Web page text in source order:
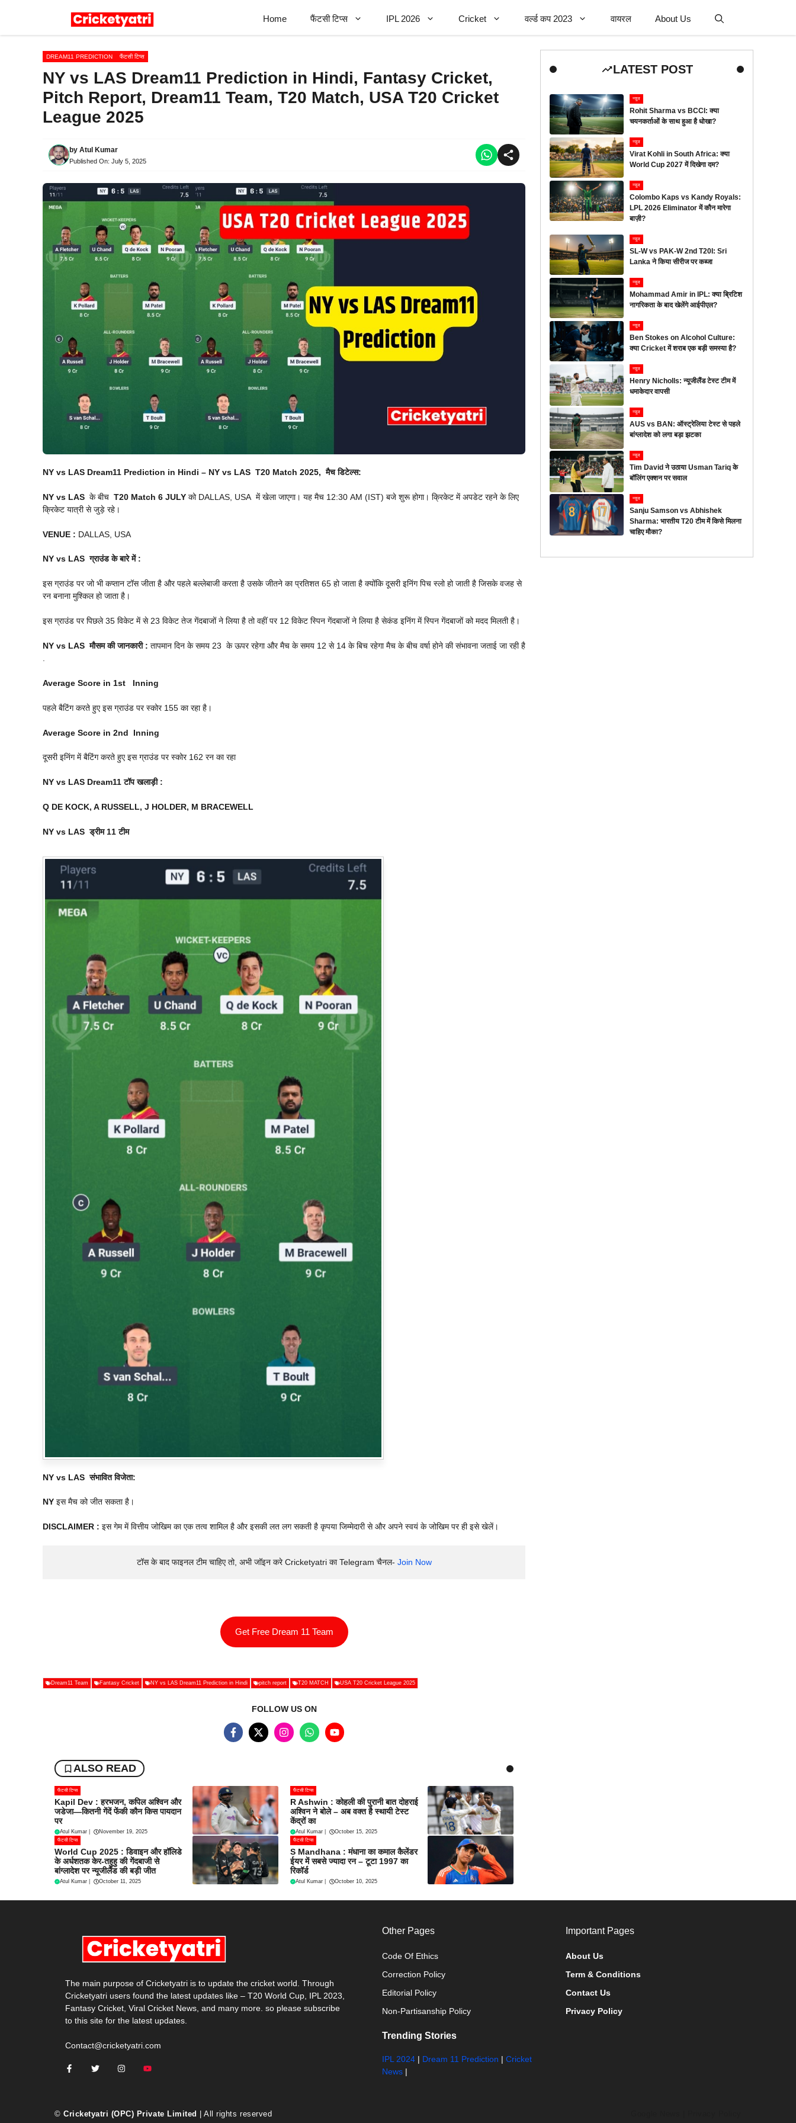
Home फैंटसी टिप्स IPL 2026 Cricket वर्ल्ड कप 2023 वायरल About Us
DREAM11 PREDICTION फैंटसी टिप्स
NY vs LAS Dream11 Prediction in Hindi, Fantasy Cricket,
Pitch Report, Dream11 Team, T20 Match, USA T20 Cricket
League 2025
by Atul Kumar
Published On: July 5, 2025
NY vs LAS Dream11 Prediction in Hindi – NY vs LAS T20 Match 2025, मैच डिटेल्स:
NY vs LAS के बीच T20 Match 6 JULY को DALLAS, USA में खेला जाएगा। यह मैच 12:30 AM (IST) बजे शुरू होगा। क्रिकेट में अपडेट रहने के लिए
क्रिकेट यात्री से जुड़े रहे।
VENUE : DALLAS, USA
NY vs LASग्राउंड के बारे में :
इस ग्राउंड पर जो भी कप्तान टॉस जीता है और पहले बल्लेबाजी करता है उसके जीतने का प्रतिशत 65 हो जाता है क्योंकि दूसरी इनिंग पिच स्लो हो जाती है जिसके वजह से
रन बनाना मुश्किल हो जाता है।
इस ग्राउंड पर पिछले 35 विकेट में से 23 विकेट तेज गेंदबाजों ने लिया है तो वहीं पर 12 विकेट स्पिन गेंदबाजों ने लिया है सेकंड इनिंग में स्पिन गेंदबाजों को मदद मिलती है।
NY vs LASमौसम की जानकारी : तापमान दिन के समय 23 के ऊपर रहेगा और मैच के समय 12 से 14 के बिच रहेगा मैच के बीच वर्षा होने की संभावना जताई जा रही है
.
Average Score in 1st Inning
पहले बैटिंग करते हुए इस ग्राउंड पर स्कोर 155 का रहा है।
Average Score in 2nd Inning
दूसरी इनिंग में बैटिंग करते हुए इस ग्राउंड पर स्कोर 162 रन का रहा
NY vs LAS Dream11 टॉप खलाड़ी :
Q DE KOCK, A RUSSELL, J HOLDER, M BRACEWELL
NY vs LASड्रीम 11 टीम
NY vs LASसंभावित विजेता:
NY इस मैच को जीत सकता है।
DISCLAIMER : इस गेम में वित्तीय जोखिम का एक तत्व शामिल है और इसकी लत लग सकती है कृपया जिम्मेदारी से और अपने स्वयं के जोखिम पर ही इसे खेलें।
टॉस के बाद फाइनल टीम चाहिए तो, अभी जॉइन करे Cricketyatri का Telegram चैनल- Join Now
Get Free Dream 11 Team
Dream11 Team Fantasy Cricket NY vs LAS Dream11 Prediction in Hindi pitch report T20 MATCH USA T20 Cricket League 2025
FOLLOW US ON
ALSO READ
फैंटसी टिप्स
Kapil Dev : हरभजन, कपिल अश्विन और
जडेजा—कितनी गेंदें फेंकी कौन किस पायदान
पर
Atul Kumar November 19, 2025
फैंटसी टिप्स
R Ashwin : कोहली की पुरानी बात दोहराई
अश्विन ने बोले – अब वक्त है स्थायी टेस्ट
केंद्रों का
Atul Kumar October 15, 2025
फैंटसी टिप्स
World Cup 2025 : डिवाइन और हॉलिडे
के अर्धशतक केर-तहुहु की गेंदबाजी से
बांग्लादेश पर न्यूजीलैंड की बड़ी जीत
Atul Kumar October 11, 2025
फैंटसी टिप्स
S Mandhana : मंधाना का कमाल कैलेंडर
ईयर में सबसे ज्यादा रन – टूटा 1997 का
रिकॉर्ड
Atul Kumar October 10, 2025
LATEST POST
न्यूज
Rohit Sharma vs BCCI: क्या
चयनकर्ताओं के साथ हुआ है धोखा?
न्यूज
Virat Kohli in South Africa: क्या
World Cup 2027 में दिखेगा दम?
न्यूज
Colombo Kaps vs Kandy Royals:
LPL 2026 Eliminator में कौन मारेगा
बाज़ी?
न्यूज
SL-W vs PAK-W 2nd T20I: Sri
Lanka ने किया सीरीज पर कब्जा
न्यूज
Mohammad Amir in IPL: क्या ब्रिटिश
नागरिकता के बाद खेलेंगे आईपीएल?
न्यूज
Ben Stokes on Alcohol Culture:
क्या Cricket में शराब एक बड़ी समस्या है?
न्यूज
Henry Nicholls: न्यूजीलैंड टेस्ट टीम में
धमाकेदार वापसी
न्यूज
AUS vs BAN: ऑस्ट्रेलिया टेस्ट से पहले
बांग्लादेश को लगा बड़ा झटका
न्यूज
Tim David ने उठाया Usman Tariq के
बॉलिंग एक्शन पर सवाल
न्यूज
Sanju Samson vs Abhishek
Sharma: भारतीय T20 टीम में किसे मिलना
चाहिए मौका?
The main purpose of Cricketyatri is to update the cricket world. Through
Cricketyatri users found the latest updates like – T20 World Cup, IPL 2023,
Fantasy Cricket, Viral Cricket News, and many more. so please subscribe
to this site for the latest updates.
Contact@cricketyatri.com
Other Pages
Code Of Ethics
Correction Policy
Editorial Policy
Non-Partisanship Policy
Trending Stories
IPL 2024 | Dream 11 Prediction |Cricket
News |
Important Pages
About Us
Term & Conditions
Contact Us
Privacy Policy
©Cricketyatri (OPC) Private Limited | All rights reserved